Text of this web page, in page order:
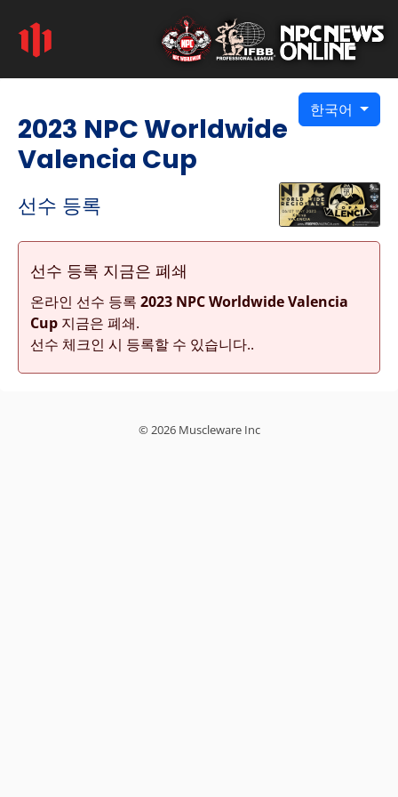
한국어
2023 NPC Worldwide
Valencia Cup
선수 등록
선수 등록 지금은 폐쇄
온라인 선수 등록 2023 NPC Worldwide Valencia
Cup지금은 폐쇄.
선수 체크인 시 등록할 수 있습니다..
© 2026 Muscleware Inc